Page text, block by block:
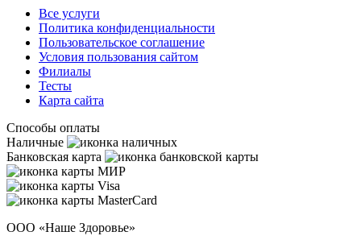
Все услуги
Политика конфиденциальности
Пользовательское cоглашение
Условия пользования сайтом
Филиалы
Тесты
Карта сайта
Способы оплаты
Наличные
Банковская карта
ООО «Наше Здоровье»